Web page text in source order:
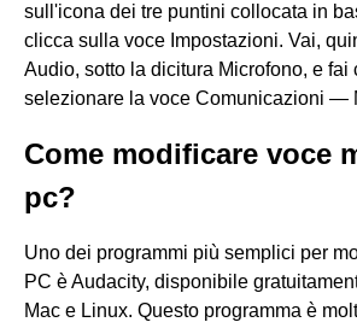
sull'icona dei tre puntini collocata in
clicca sulla voce Impostazioni. Vai,
Audio, sotto la dicitura Microfono, e fai
selezionare la voce Comunicazioni —
Come modificare voce
pc?
Uno dei programmi più semplici per
PC è Audacity, disponibile
Mac e Linux. Questo programma è